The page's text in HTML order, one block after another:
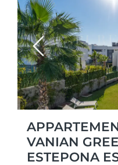
Previous
VANIAN
ESTEPONA